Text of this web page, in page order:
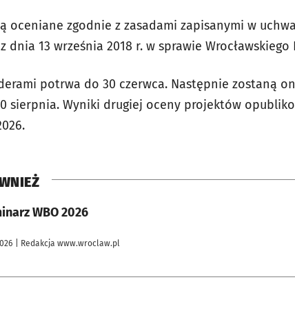
oceniane zgodnie z zasadami zapisanymi w
dnia 13 września 2018 r. w sprawie
potrwa do 30 czerwca. Następnie zostaną
sierpnia. Wyniki drugiej oceny projektów
WBO 2026
| Redakcja www.wroclaw.pl